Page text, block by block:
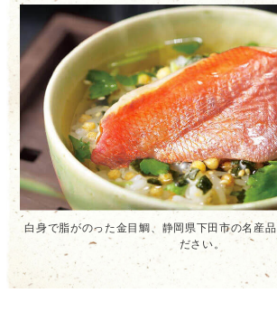
白身で脂がのった金目鯛、静岡県下田市の名産
ださい。